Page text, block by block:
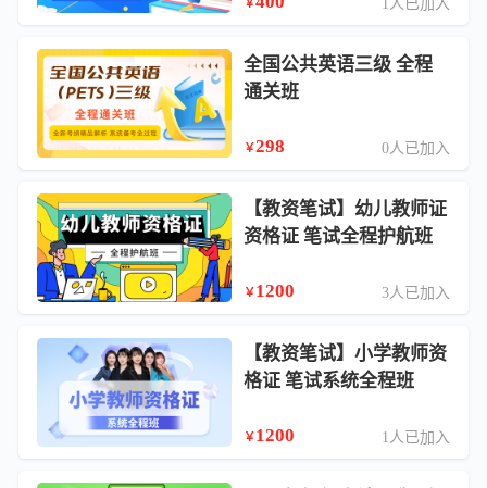
￥ 1人已加入
全国公共英语三级 全程
通关班
￥298 0人已加入
【教资笔试】幼儿教师证
资格证 笔试全程护航班
￥1200 3人已加入
【教资笔试】小学教师资
格证 笔试系统全程班
￥1200 1人已加入